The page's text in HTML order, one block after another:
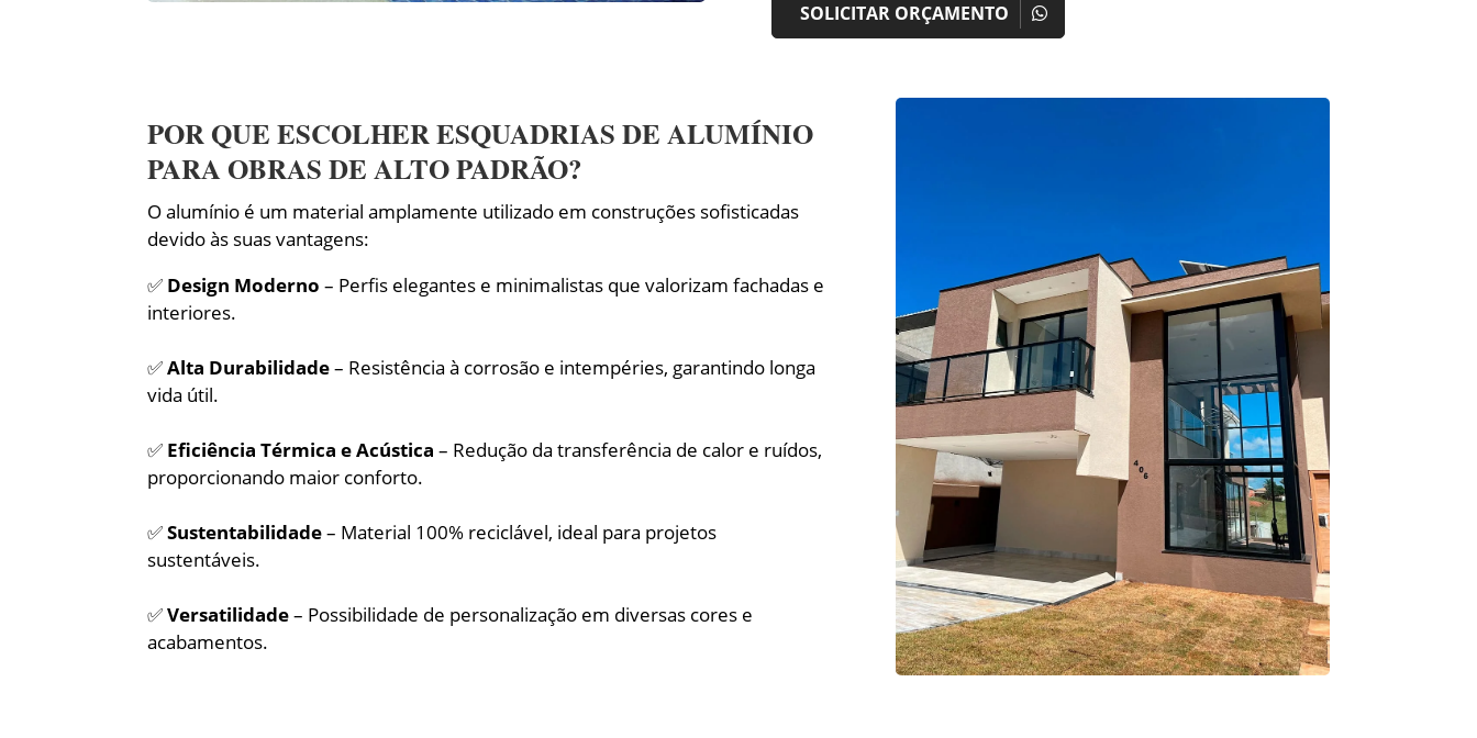
SOLICITAR ORÇAMENTO
POR QUE ESCOLHER ESQUADRIAS DE ALUMÍNIO
PARA OBRAS DE ALTO PADRÃO?
O alumínio é um material amplamente utilizado em construções sofisticadas
devido às suas vantagens:
✅ Design Moderno – Perfis elegantes e minimalistas que valorizam fachadas e
interiores.
✅Alta Durabilidade– Resistência à corrosão e intempéries, garantindo longa
vida útil.
✅ Eficiência Térmica e Acústica – Redução da transferência de calor e ruídos,
proporcionando maior conforto.
✅Sustentabilidade– Material 100% reciclável, ideal para projetos
sustentáveis.
✅Versatilidade– Possibilidade de personalização em diversas cores e
acabamentos.